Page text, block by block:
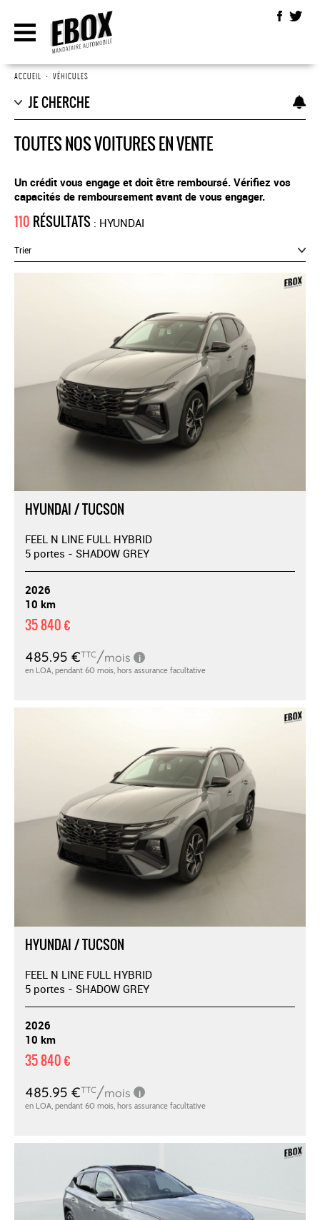
ACCUEIL • VÉHICULES
JE CHERCHE
TOUTES NOS VOITURES EN VENTE
Un crédit vous engage et doit être remboursé. Vérifiez vos
capacités de remboursement avant de vous engager.
110 RÉSULTATS : HYUNDAI
Trier
HYUNDAI / TUCSON
FEEL N LINE FULL HYBRID
5 portes - SHADOW GREY
2026
10 km
35 840 €
HYUNDAI / TUCSON
FEEL N LINE FULL HYBRID
5 portes - SHADOW GREY
2026
10 km
35 840 €